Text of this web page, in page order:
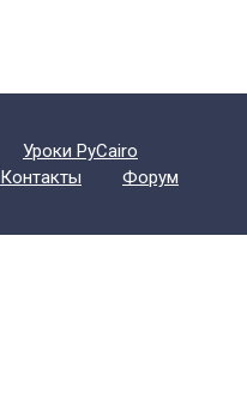
Уроки PyCairo
Контакты
Форум